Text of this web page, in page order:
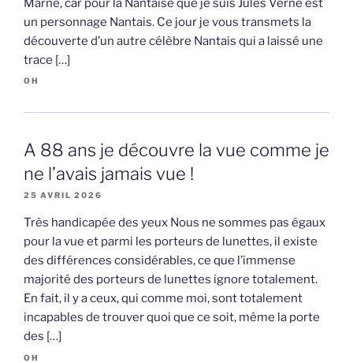
Marne, car pour la Nantaise que je suis Jules Verne est
un personnage Nantais. Ce jour je vous transmets la
découverte d’un autre célèbre Nantais qui a laissé une
trace […]
OH
A 88 ans je découvre la vue comme je
ne l’avais jamais vue !
25 AVRIL 2026
Très handicapée des yeux Nous ne sommes pas égaux
pour la vue et parmi les porteurs de lunettes, il existe
des différences considérables, ce que l’immense
majorité des porteurs de lunettes ignore totalement.
En fait, il y a ceux, qui comme moi, sont totalement
incapables de trouver quoi que ce soit, même la porte
des […]
OH